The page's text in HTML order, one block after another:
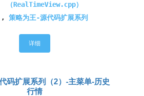
（RealTimeView.cpp）
,
策略为王-源代码扩展系列
详细
码扩展系列（2）-主菜单-历史
行情